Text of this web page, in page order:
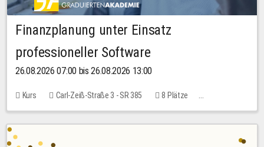
Finanzplanung unter Einsatz
professioneller Software
26.08.2026 07:00 bis 26.08.2026 13:00
Kurs Carl-Zeiß-Straße 3 - SR 385
8 Plätze
20,00 EUR